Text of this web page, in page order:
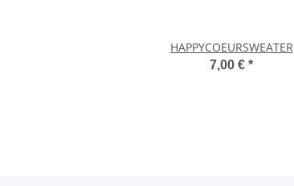
HAPPYCOEURSWEATER
7,00 € *